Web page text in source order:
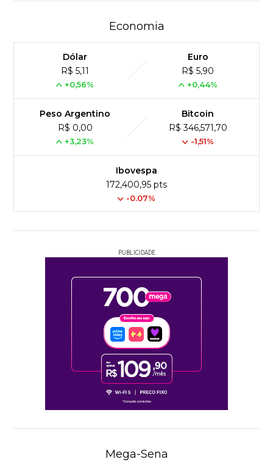
Economia
Dólar
R$ 5,11
+0,56%
Euro
R$ 5,90
+0,44%
Peso Argentino
R$ 0,00
+3,23%
Bitcoin
R$ 346,571,70
-1,51%
Ibovespa
172,400,95 pts
-0.07%
PUBLICIDADE
Mega-Sena